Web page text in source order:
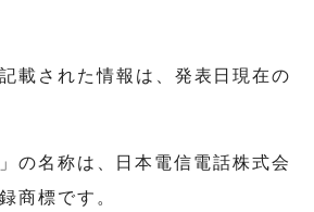
載された情報は、発表日現在の
の名称は、日本電信電話株式会
商標です。